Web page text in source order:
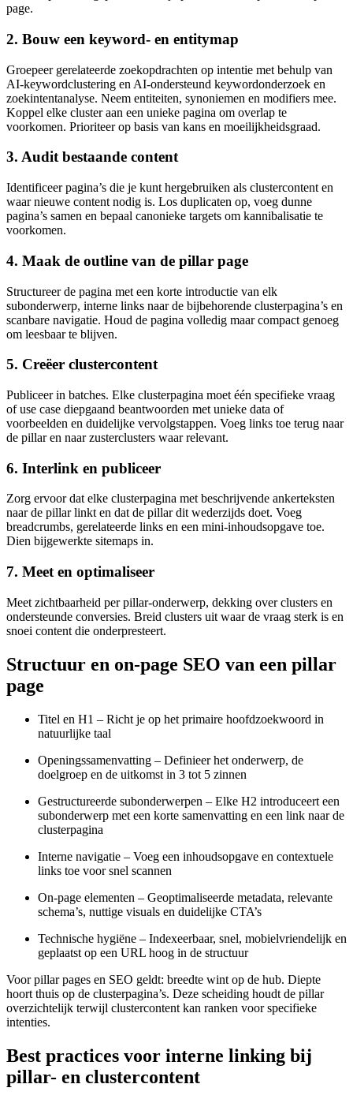
page.
2. Bouw een keyword- en entitymap
Groepeer gerelateerde zoekopdrachten op intentie met behulp van
AI-keywordclustering en AI-ondersteund keywordonderzoek en
zoekintentanalyse. Neem entiteiten, synoniemen en modifiers mee.
Koppel elke cluster aan een unieke pagina om overlap te
voorkomen. Prioriteer op basis van kans en moeilijkheidsgraad.
3. Audit bestaande content
Identificeer pagina’s die je kunt hergebruiken als clustercontent en
waar nieuwe content nodig is. Los duplicaten op, voeg dunne
pagina’s samen en bepaal canonieke targets om kannibalisatie te
voorkomen.
4. Maak de outline van de pillar page
Structureer de pagina met een korte introductie van elk
subonderwerp, interne links naar de bijbehorende clusterpagina’s en
scanbare navigatie. Houd de pagina volledig maar compact genoeg
om leesbaar te blijven.
5. Creëer clustercontent
Publiceer in batches. Elke clusterpagina moet één specifieke vraag
of use case diepgaand beantwoorden met unieke data of
voorbeelden en duidelijke vervolgstappen. Voeg links toe terug naar
de pillar en naar zusterclusters waar relevant.
6. Interlink en publiceer
Zorg ervoor dat elke clusterpagina met beschrijvende ankerteksten
naar de pillar linkt en dat de pillar dit wederzijds doet. Voeg
breadcrumbs, gerelateerde links en een mini-inhoudsopgave toe.
Dien bijgewerkte sitemaps in.
7. Meet en optimaliseer
Meet zichtbaarheid per pillar-onderwerp, dekking over clusters en
ondersteunde conversies. Breid clusters uit waar de vraag sterk is en
snoei content die onderpresteert.
Structuur en on-page SEO van een pillar
page
Titel en H1 – Richt je op het primaire hoofdzoekwoord in
natuurlijke taal
Openingssamenvatting – Definieer het onderwerp, de
doelgroep en de uitkomst in 3 tot 5 zinnen
Gestructureerde subonderwerpen – Elke H2 introduceert een
subonderwerp met een korte samenvatting en een link naar de
clusterpagina
Interne navigatie – Voeg een inhoudsopgave en contextuele
links toe voor snel scannen
On-page elementen – Geoptimaliseerde metadata, relevante
schema’s, nuttige visuals en duidelijke CTA’s
Technische hygiëne – Indexeerbaar, snel, mobielvriendelijk en
geplaatst op een URL hoog in de structuur
Voor pillar pages en SEO geldt: breedte wint op de hub. Diepte
hoort thuis op de clusterpagina’s. Deze scheiding houdt de pillar
overzichtelijk terwijl clustercontent kan ranken voor specifieke
intenties.
Best practices voor interne linking bij
pillar- en clustercontent